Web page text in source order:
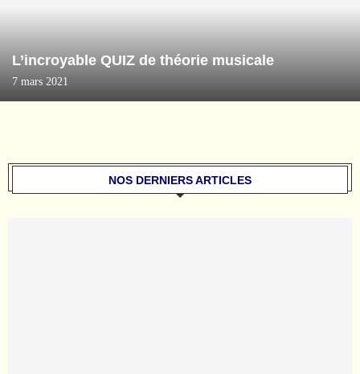
L’incroyable QUIZ de théorie musicale
7 mars 2021
NOS DERNIERS ARTICLES